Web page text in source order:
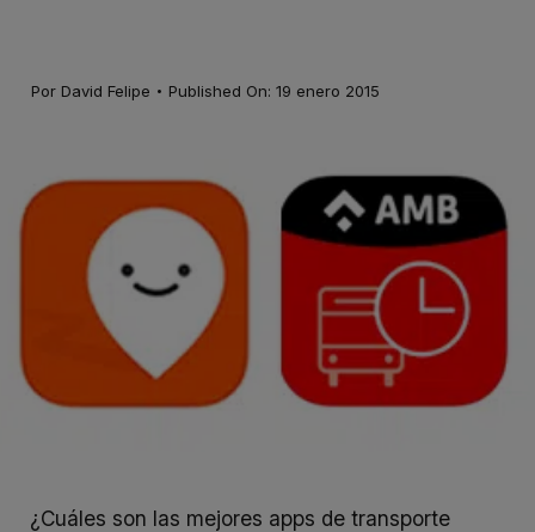
Por David Felipe · Published On: 19 enero 2015
¿Cuáles son las mejores apps de transporte